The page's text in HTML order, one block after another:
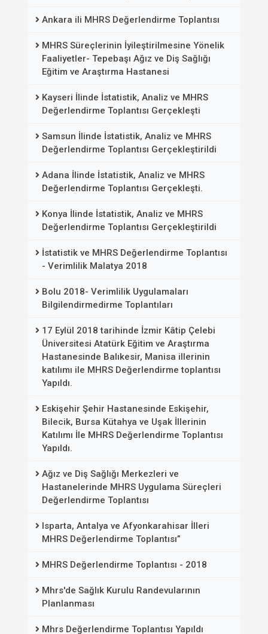
Ankara ili MHRS Değerlendirme Toplantısı
MHRS Süreçlerinin İyileştirilmesine Yönelik
Faaliyetler- Tepebaşı Ağız ve Diş Sağlığı
Eğitim ve Araştırma Hastanesi
Kayseri İlinde İstatistik, Analiz ve MHRS
Değerlendirme Toplantısı Gerçekleşti
Samsun İlinde İstatistik, Analiz ve MHRS
Değerlendirme Toplantısı Gerçekleştirildi
Adana İlinde İstatistik, Analiz ve MHRS
Değerlendirme Toplantısı Gerçekleşti.
Konya İlinde İstatistik, Analiz ve MHRS
Değerlendirme Toplantısı Gerçekleştirildi
İstatistik ve MHRS Değerlendirme Toplantısı
- Verimlilik Malatya 2018
Bolu 2018- Verimlilik Uygulamaları
Bilgilendirmedirme Toplantıları
17 Eylül 2018 tarihinde İzmir Kâtip Çelebi
Üniversitesi Atatürk Eğitim ve Araştırma
Hastanesinde Balıkesir, Manisa illerinin
katılımı ile MHRS Değerlendirme toplantısı
Yapıldı.
Eskişehir Şehir Hastanesinde Eskişehir,
Bilecik, Bursa Kütahya ve Uşak İllerinin
Katılımı İle MHRS Değerlendirme Toplantısı
Yapıldı.
Ağız ve Diş Sağlığı Merkezleri ve
Hastanelerinde MHRS Uygulama Süreçleri
Değerlendirme Toplantısı
Isparta, Antalya ve Afyonkarahisar İlleri
MHRS Değerlendirme Toplantısı”
MHRS Değerlendirme Toplantısı - 2018
Mhrs'de Sağlık Kurulu Randevularının
Planlanması
Mhrs Değerlendirme Toplantısı Yapıldı